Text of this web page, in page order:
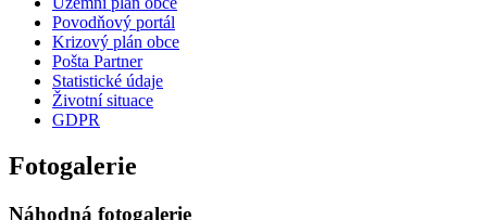
Povodňový portál
Krizový plán obce
Pošta Partner
Statistické údaje
Životní situace
GDPR
Fotogalerie
Náhodná fotogalerie